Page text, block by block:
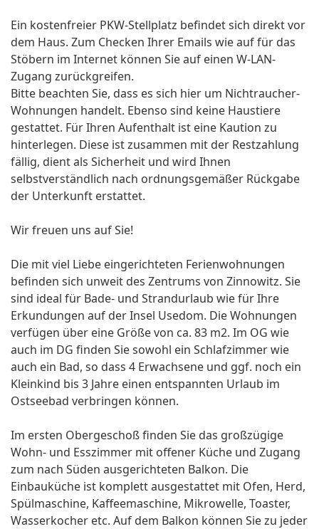
Ein kostenfreier PKW-Stellplatz befindet sich direkt vor
dem Haus. Zum Checken Ihrer Emails wie auf für das
Stöbern im Internet können Sie auf einen W-LAN-
Zugang zurückgreifen.
Bitte beachten Sie, dass es sich hier um Nichtraucher-
Wohnungen handelt. Ebenso sind keine Haustiere
gestattet. Für Ihren Aufenthalt ist eine Kaution zu
hinterlegen. Diese ist zusammen mit der Restzahlung
fällig, dient als Sicherheit und wird Ihnen
selbstverständlich nach ordnungsgemäßer Rückgabe
der Unterkunft erstattet.
Wir freuen uns auf Sie!
Die mit viel Liebe eingerichteten Ferienwohnungen
befinden sich unweit des Zentrums von Zinnowitz. Sie
sind ideal für Bade- und Strandurlaub wie für Ihre
Erkundungen auf der Insel Usedom. Die Wohnungen
verfügen über eine Größe von ca. 83 m2. Im OG wie
auch im DG finden Sie sowohl ein Schlafzimmer wie
auch ein Bad, so dass 4 Erwachsene und ggf. noch ein
Kleinkind bis 3 Jahre einen entspannten Urlaub im
Ostseebad verbringen können.
Im ersten Obergeschoß finden Sie das großzügige
Wohn- und Esszimmer mit offener Küche und Zugang
zum nach Süden ausgerichteten Balkon. Die
Einbauküche ist komplett ausgestattet mit Ofen, Herd,
Spülmaschine, Kaffeemaschine, Mikrowelle, Toaster,
Wasserkocher etc. Auf dem Balkon können Sie zu jeder